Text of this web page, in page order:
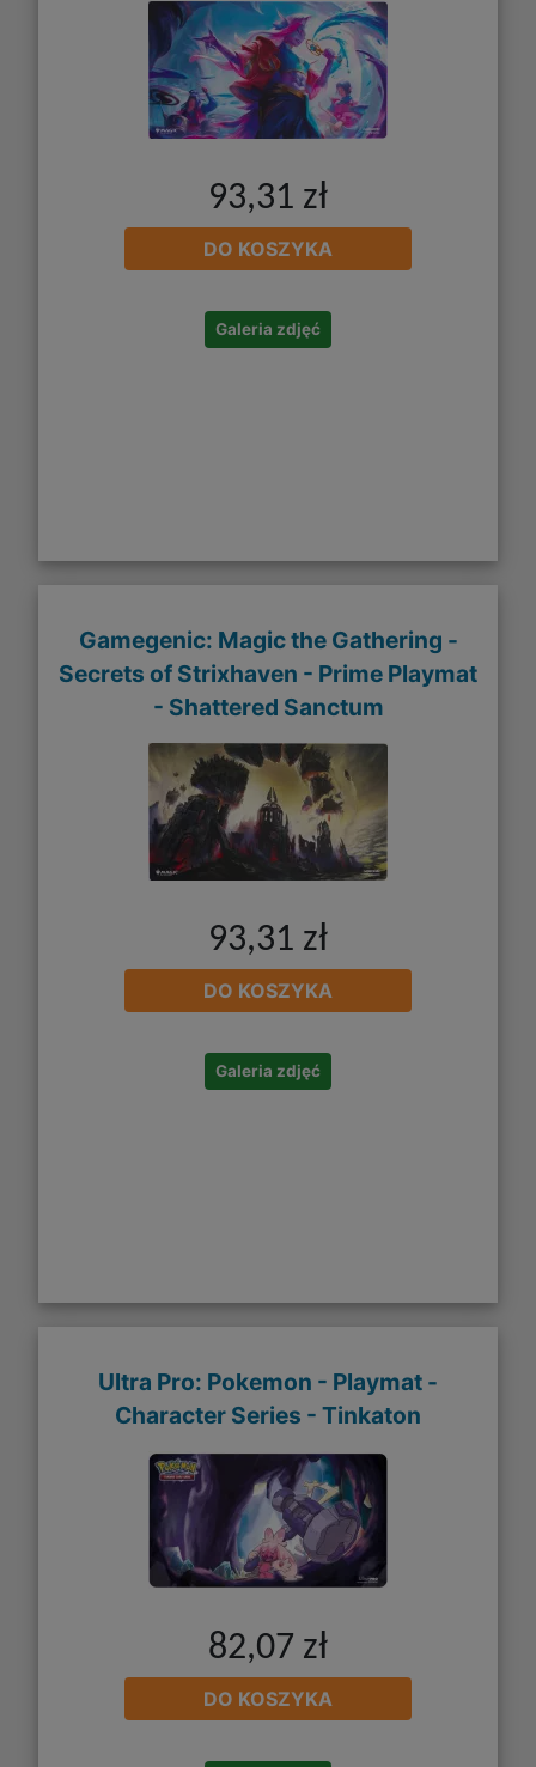
93,31 zł
DO KOSZYKA
Galeria zdjęć
Gamegenic: Magic the Gathering -
Secrets of Strixhaven - Prime Playmat
- Shattered Sanctum
93,31 zł
DO KOSZYKA
Galeria zdjęć
Ultra Pro: Pokemon - Playmat -
Character Series - Tinkaton
82,07 zł
DO KOSZYKA